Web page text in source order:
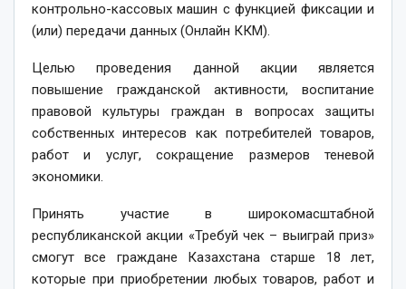
контрольно-кассовых машин с функцией фиксации и
(или) передачи данных (Онлайн ККМ).
Целью проведения данной акции является
повышение гражданской активности, воспитание
правовой культуры граждан в вопросах защиты
собственных интересов как потребителей товаров,
работ и услуг, сокращение размеров теневой
экономики.
Принять участие в широкомасштабной
республиканской акции «Требуй чек – выиграй приз»
смогут все граждане Казахстана старше 18 лет,
которые при приобретении любых товаров, работ и